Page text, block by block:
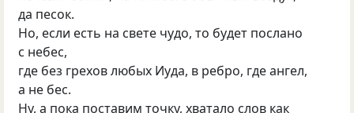
да песок.
Но, если есть на свете чудо, то будет послано
с небес,
где без грехов любых Иуда, в ребро, где ангел,
а не бес.
Ну, а пока поставим точку, хватало слов как